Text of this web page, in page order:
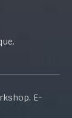
E-